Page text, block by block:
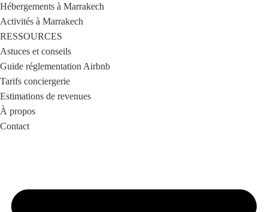
Hébergements à Marrakech
Activités à Marrakech
RESSOURCES
Astuces et conseils
Guide réglementation Airbnb
Tarifs conciergerie
Estimations de revenues
À propos
Contact